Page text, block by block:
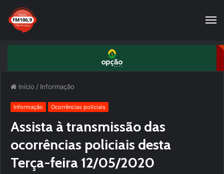
Início / Informação
Informação Ocorrências policiais
Assista à transmissão das
ocorrências policiais desta
Terça-feira 12/05/2020